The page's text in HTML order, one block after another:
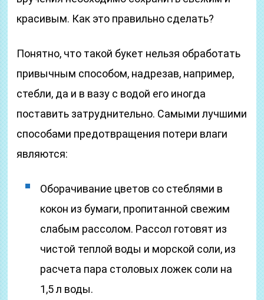
красивым. Как это правильно сделать?
Понятно, что такой букет нельзя обработать
привычным способом, надрезав, например,
стебли, да и в вазу с водой его иногда
поставить затруднительно. Самыми лучшими
способами предотвращения потери влаги
являются:
Оборачивание цветов со стеблями в
кокон из бумаги, пропитанной свежим
слабым рассолом. Рассол готовят из
чистой теплой воды и морской соли, из
расчета пара столовых ложек соли на
1,5 л воды.